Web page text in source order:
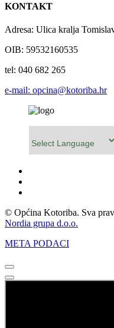
KONTAKT
Adresa: Ulica kralja
OIB: 59532160535
tel: 040 682 265
e-mail: opcina@kotoriba.hr
© Općina Kotoriba. Sva
Nordia grupa d.o.o.
META PODACI